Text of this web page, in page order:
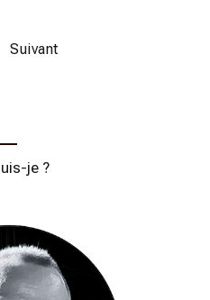
Suivant
je ?